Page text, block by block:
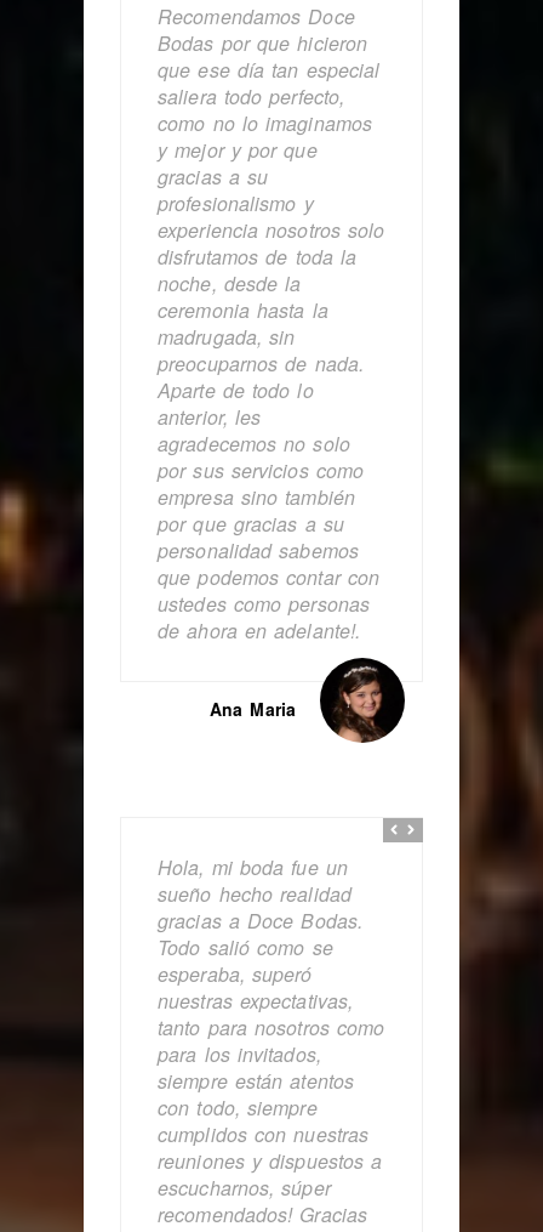
Recomendamos Doce
Bodas por que hicieron
que ese día tan especial
saliera todo perfecto,
como no lo imaginamos
y mejor y por que
gracias a su
profesionalismo y
experiencia nosotros solo
disfrutamos de toda la
noche, desde la
ceremonia hasta la
madrugada, sin
preocuparnos de nada.
Aparte de todo lo
anterior, les
agradecemos no solo
por sus servicios como
empresa sino también
por que gracias a su
personalidad sabemos
que podemos contar con
ustedes como personas
de ahora en adelante!.
Ana Maria
Hola, mi boda fue un
sueño hecho realidad
gracias a Doce Bodas.
Todo salió como se
esperaba, superó
nuestras expectativas,
tanto para nosotros como
para los invitados,
siempre están atentos
con todo, siempre
cumplidos con nuestras
reuniones y dispuestos a
escucharnos, súper
recomendados! Gracias